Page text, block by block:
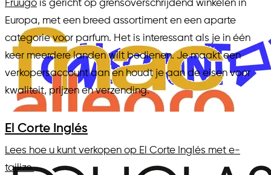
Fruugo is gericht op grensoverschrijdend winkelen in
Europa, met een breed assortiment en een aparte
categorie voor parfum. Het is interessant als je in één
keer meerdere landen wilt bedienen. Je maakt een
verkopersaccount aan en houdt je aan de eisen voor
kwaliteit, prijzen en verzending.
El Corte Inglés
Lees hoe u kunt verkopen op El Corte Inglés met e-
tailize.